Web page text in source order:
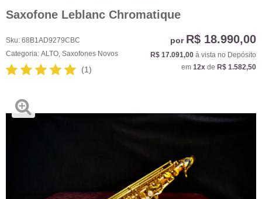
Saxofone Leblanc Chromatique
Sku: 68B1AD9279CBC
Categoria: ALTO Saxofones Novos
(1)
por R$ 18.990,00
R$ 17.091,00 à vista no Depósito
em 12x de R$ 1.582,50